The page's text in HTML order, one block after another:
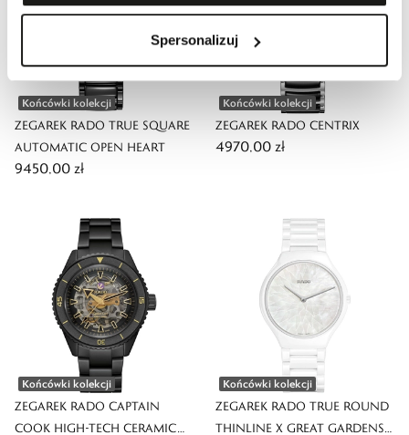
Spersonalizuj
Końcówki kolekcji
ZEGAREK RADO TRUE SQUARE
AUTOMATIC OPEN HEART
9450,00 zł
Końcówki kolekcji
ZEGAREK RADO CENTRIX
4970,00 zł
Końcówki kolekcji
ZEGAREK RADO CAPTAIN
COOK HIGH-TECH CERAMIC
Końcówki kolekcji
ZEGAREK RADO TRUE ROUND
THINLINE X GREAT GARDENS